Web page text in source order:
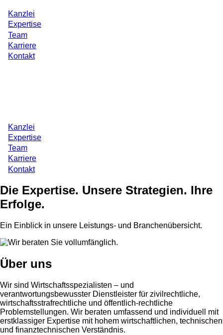
Direkt
zum
Inhalt
Kanzlei
Expertise
Team
Karriere
Kontakt
Kanzlei
Expertise
Team
Karriere
Kontakt
Die Expertise. Unsere Strategien. Ihre
Erfolge.
Ein Einblick in unsere Leistungs- und Branchenübersicht.
Über uns
Wir sind Wirtschaftsspezialisten – und
verantwortungsbewusster Dienstleister für zivilrechtliche,
wirtschaftsstrafrechtliche und öffentlich-rechtliche
Problemstellungen. Wir beraten umfassend und individuell mit
erstklassiger Expertise mit hohem wirtschaftlichen, technischen
und finanztechnischen Verständnis.